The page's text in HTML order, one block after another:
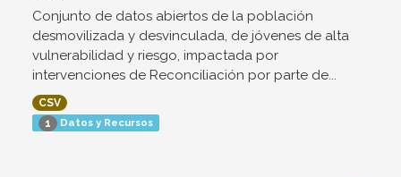
Conjunto de datos abiertos de la población
desmovilizada y desvinculada, de jóvenes de alta
vulnerabilidad y riesgo, impactada por
intervenciones de Reconciliación por parte de...
CSV
1 Datos y Recursos